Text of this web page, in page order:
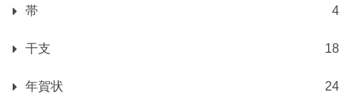
帯 4
干支 18
年賀状 24